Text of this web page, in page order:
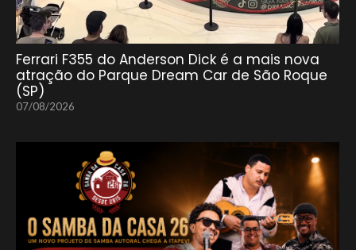
Ferrari F355 do Anderson Dick é a mais nova
atração do Parque Dream Car de São Roque
(SP)
07/08/2026